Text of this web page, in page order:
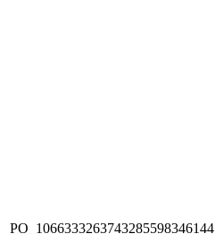
PO_1066333263743285598346144